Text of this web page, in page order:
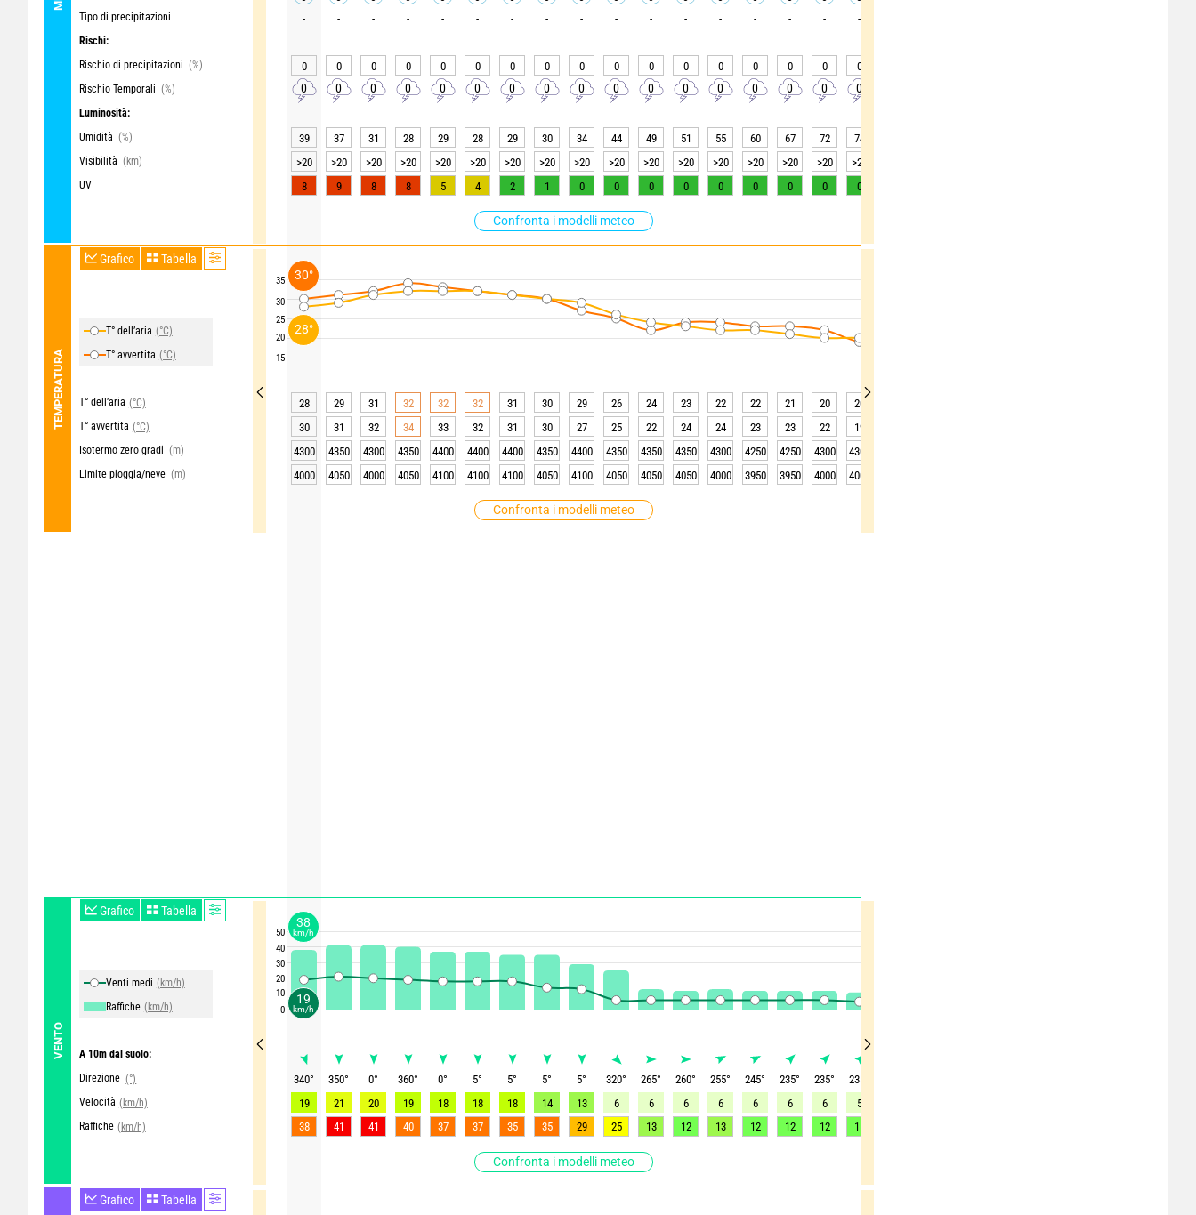
Tipo di precipitazioni
Rischi:
Rischio di precipitazioni (%)
Rischio Temporali (%)
Luminosità:
Umidità (%)
Visibilità (km)
UV
Confronta i modelli meteo
TEMPERATURA
Grafico Tabella
T° dell’aria (°C)
T° avvertita (°C)
T° dell’aria (°C)
T° avvertita (°C)
Isotermo zero gradi (m)
Limite pioggia/neve (m)
Confronta i modelli meteo
VENTO
Grafico Tabella
Venti medi (km/h)
Raffiche (km/h)
A 10m dal suolo:
Direzione (°)
Velocità (km/h)
Raffiche (km/h)
Confronta i modelli meteo
Grafico Tabella
35
30
25
20
15
50
40
30
20
10
0
- - - - - - - - - - - - - - - - -
0 0 0 0 0 0 0 0 0 0 0 0 0 0 0 0 0
0 0 0 0 0 0 0 0 0 0 0 0 0 0 0 0 0
39 37 31 28 29 28 29 30 34 44 49 51 55 60 67 72 74
>20
>20 >20 >20 >20 >20 >20 >20 >20 >20 >20 >20 >20 >20 >20 >20 >20
8
9 8 8 5 4 2 1 0 0 0 0 0 0 0 0 0
28 29 31 32 32 32 31 30 29 26 24 23 22 22 21 20 20
30
31 32 34 33 32 31 30 27 25 22 24 24 23 23 22 19
4300
4350 4300 4350 4400 4400 4400 4350 4400 4350 4350 4350 4300 4250 4250 4300 4300
4000
4050 4000 4050 4100 4100 4100 4050 4100 4050 4050 4050 4000 3950 3950 4000 4000
340° 350° 0° 360° 0° 5° 5° 5° 5° 320° 265° 260° 255° 245° 235° 235° 235
19
21 20 19 18 18 18 14 13 6 6 6 6 6 6 6 5
38
41 41 40 37 37 35 35 29 25 13 12 13 12 12 12 11
19
km/h
38
km/h
28°
30°